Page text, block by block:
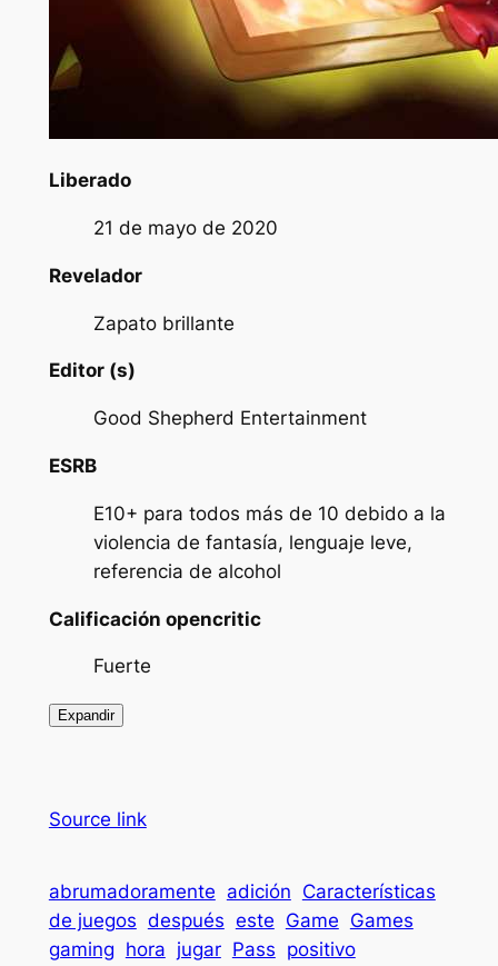
Liberado
21 de mayo de 2020
Revelador
Zapato brillante
Editor (s)
Good Shepherd Entertainment
ESRB
E10+ para todos más de 10 debido a la
violencia de fantasía, lenguaje leve,
referencia de alcohol
Calificación opencritic
Fuerte
Expandir
Source link
abrumadoramente adición Características
de juegos después este Game Games
gaming hora jugar Pass positivo